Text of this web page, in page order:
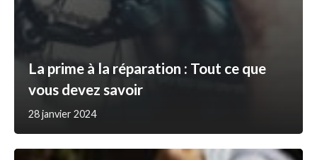
La prime à la réparation : Tout ce que
vous devez savoir
28 janvier 2024